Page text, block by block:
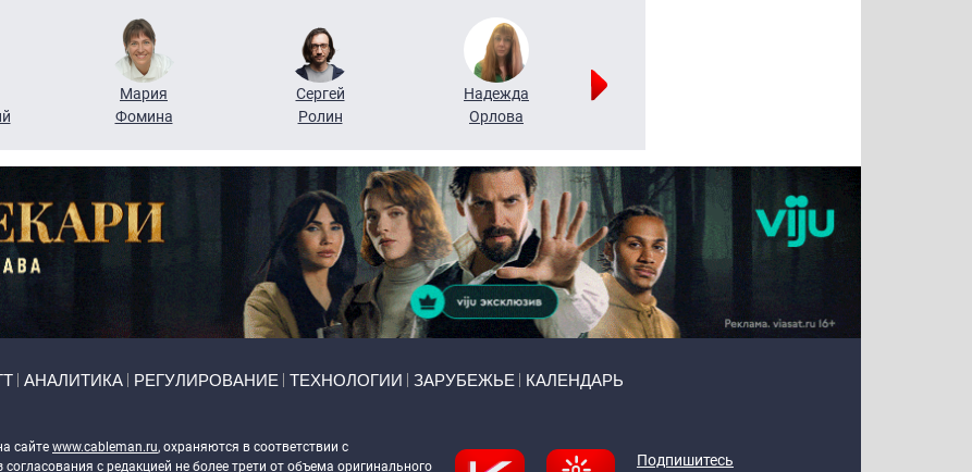
Мария
Фомина
Сергей
Ролин
Надежда
Орлова
АНАЛИТИКА РЕГУЛИРОВАНИЕ ТЕХНОЛОГИИ ЗАРУБЕЖЬЕ КАЛЕНДАРЬ
сайте www.cableman.ru, охраняются в соответствии с
с редакцией не более трети от объема оригинального
Подпишитесь